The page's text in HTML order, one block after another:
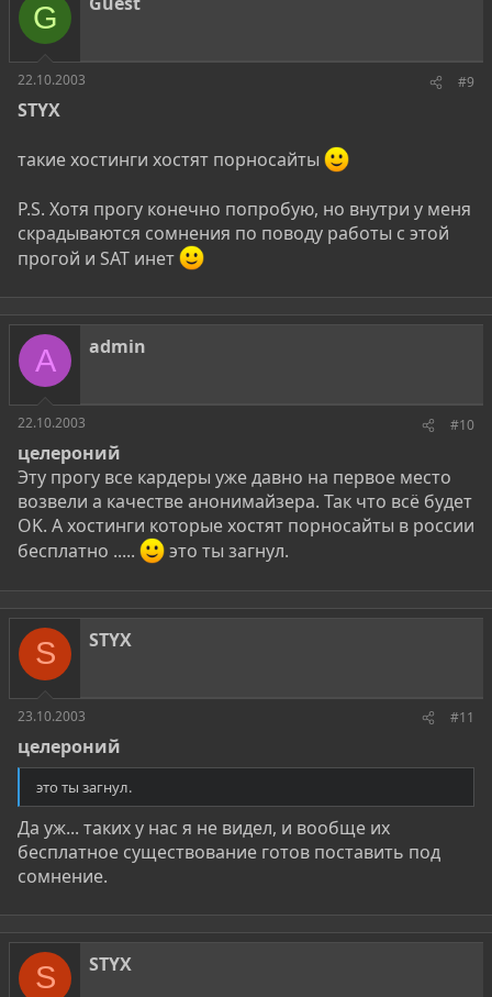
G
22.10.2003 #9
STYX
такие хостинги хостят порносайты
P.S. Хотя прогу конечно попробую, но внутри у меня
скрадываются сомнения по поводу работы с этой
прогой и SAT инет
A admin
22.10.2003 #10
целероний
Эту прогу все кардеры уже давно на первое место
возвели а качестве анонимайзера. Так что всё будет
OK. А хостинги которые хостят порносайты в россии
бесплатно .....
это ты загнул.
S STYX
23.10.2003 #11
целероний
это ты загнул.
Да уж... таких у нас я не видел, и вообще их
бесплатное существование готов поставить под
сомнение.
S STYX